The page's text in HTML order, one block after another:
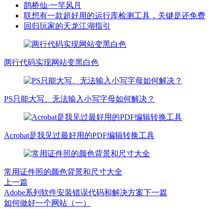
鹊桥仙·一竿风月
联想有一款超好用的运行库检测工具，关键是还免费
回归玩家的天龙江湖指引
两行代码实现网站变黑白色
PS只能大写、无法输入小写字母如何解决？
Acrobat是我见过最好用的PDF编辑转换工具
常用证件照的颜色背景和尺寸大全
上一篇
Adobe系列软件安装错误代码和解决方案下一篇
如何做好一个网站（一）